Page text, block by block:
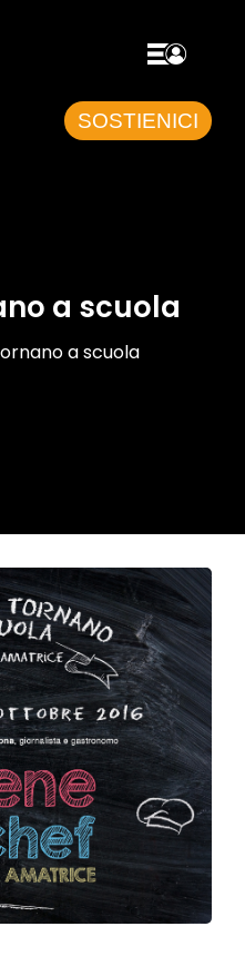
SOSTIENICI
a scuola
a scuola